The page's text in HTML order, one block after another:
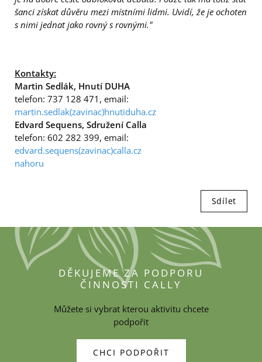
šanci získat důvěru mezi místními lidmi. Uvidí, že je ochoten
s nimi jednat jako rovný s rovnými."
Kontakty:
Martin Sedlák, Hnutí DUHA
telefon: 737 128 471, email:
martin.sedlak(zavinac)hnutiduha.cz
Edvard Sequens, Sdružení Calla
telefon: 602 282 399, email:
edvard.sequens(zavinac)calla.cz
nahoru
Sdílet
DĚKUJEME ZA PODPORU
ČINNOSTI CALLY
Můžete si vybrat kterou aktivitu chcete
podpořit
CHCI PODPOŘIT